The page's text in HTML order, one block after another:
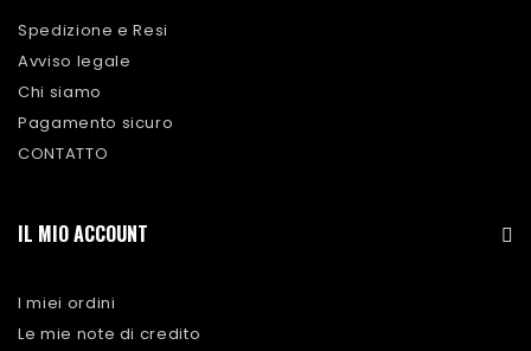
Spedizione e Resi
Avviso legale
Chi siamo
Pagamento sicuro
CONTATTO
IL MIO ACCOUNT
I miei ordini
Le mie note di credito